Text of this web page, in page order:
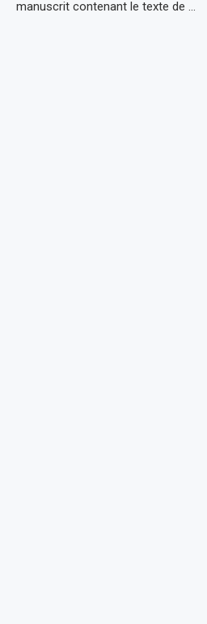
manuscrit contenant le texte de …